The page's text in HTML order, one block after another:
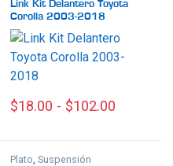
Link Kit Delantero Toyota
Corolla 2003-2018
$18.00 - $102.00
Plato,Suspensión